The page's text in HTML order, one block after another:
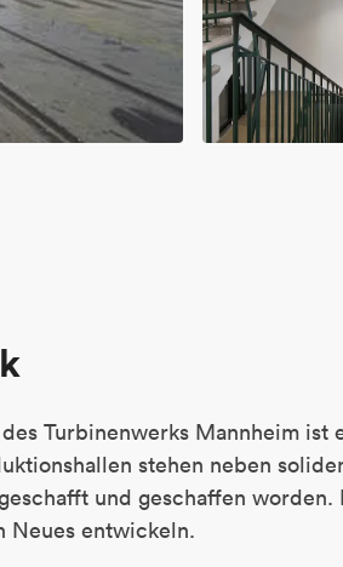
des Turbinenwerks Mannheim
stehen neben
und geschaffen
Neues entwickeln.